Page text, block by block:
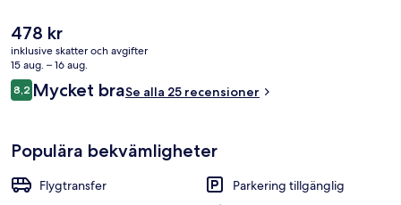
Det
nuvarande
priset
är
478 kr
478 kr
inklusive skatter och avgifter
15 aug. – 16 aug.
Recensioner
8,28,2 av 10,
Mycket braSe alla 25 recensioner
Populära bekvämligheter
Flygtransfer
Parkering tillgänglig